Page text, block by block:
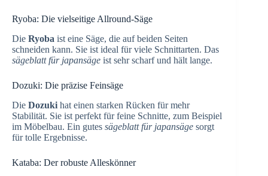
Ryoba: Die vielseitige Allround-Säge
Die Ryoba ist eine Säge, die auf beiden Seiten
schneiden kann. Sie ist ideal für viele Schnittarten. Das
sägeblatt für japansäge ist sehr scharf und hält lange.
Dozuki: Die präzise Feinsäge
Die Dozuki hat einen starken Rücken für mehr
Stabilität. Sie ist perfekt für feine Schnitte, zum Beispiel
im Möbelbau. Ein gutes sägeblatt für japansäge sorgt
für tolle Ergebnisse.
Kataba: Der robuste Alleskönner